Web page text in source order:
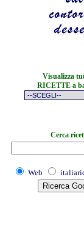
Visualizza
RICETTE a
Cerca
Web